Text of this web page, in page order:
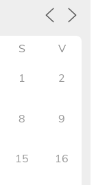
S V
1 2
8 9
15 16